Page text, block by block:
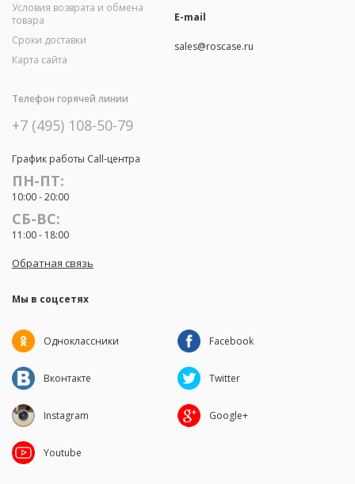
Условия возврата и обмена
товара
Сроки доставки
Карта сайта
E-mail
sales@roscase.ru
Телефон горячей линии
+7 (495) 108-50-79
График работы Call-центра
ПН-ПТ:
10:00 - 20:00
СБ-ВС:
11:00 - 18:00
Обратная связь
Мы в соцсетях
Одноклассники Facebook
Вконтакте Twitter
Instagram Google+
Youtube